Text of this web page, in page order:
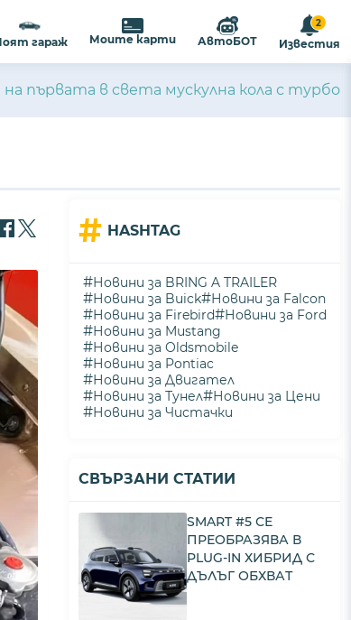
на съдържанието и
ПРИЕМАМ
гараж Моите карти АвтоБОТ
2
Известия
първата в света мускулна кола с турбо
# HASHTAG
#Новини за BRING A TRAILER
#Новини за Buick#Новини за Falcon
#Новини за Firebird#Новини за Ford
#Новини за Mustang
#Новини за Oldsmobile
#Новини за Pontiac
#Новини за Двигател
#Новини за Тунел#Новини за Цени
#Новини за Чистачки
СВЪРЗАНИ СТАТИИ
SMART #5 СЕ
ПРЕОБРАЗЯВА В
PLUG-IN ХИБРИД С
ДЪЛЪГ ОБХВАТ